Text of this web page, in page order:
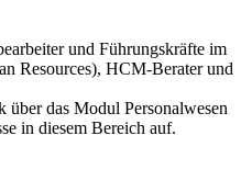
und Führungskräfte im
Resources), HCM-Berater und
das Modul Personalwesen
in diesem Bereich auf.